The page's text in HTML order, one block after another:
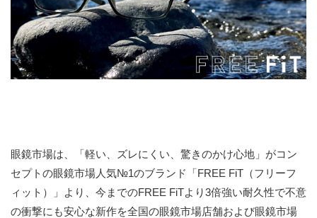
眼鏡市場は、「軽い、ズレにくい、驚きのかけ心地」がコン
セプトの眼鏡市場人気№1のブランド「FREE FiT（フリーフ
ィット）」より、今までのFREE FiTより3倍強い耐久性で不意
の衝撃にも安心な新作を全国の眼鏡市場店舗および眼鏡市場